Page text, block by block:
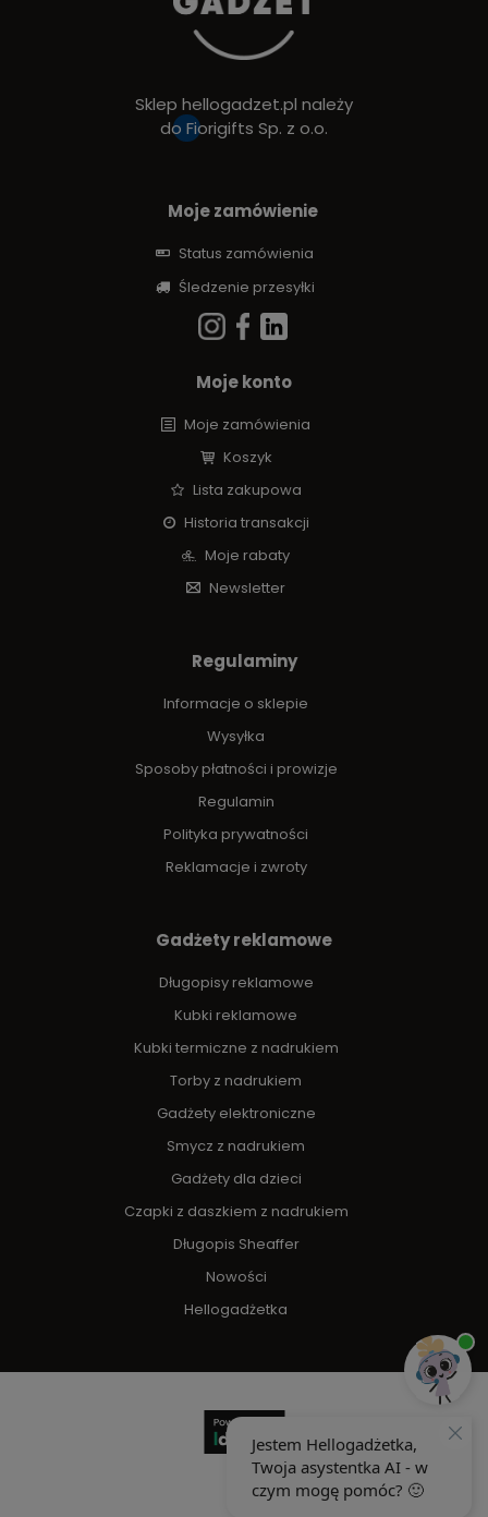
Sklep hellogadzet.pl należy
do Fiorigifts Sp. z o.o.
Moje zamówienie
Status zamówienia
Śledzenie przesyłki
Moje konto
Moje zamówienia
Koszyk
Lista zakupowa
Historia transakcji
Moje rabaty
Newsletter
Regulaminy
Informacje o sklepie
Wysyłka
Sposoby płatności i prowizje
Regulamin
Polityka prywatności
Reklamacje i zwroty
Gadżety reklamowe
Długopisy reklamowe
Kubki reklamowe
Kubki termiczne z nadrukiem
Torby z nadrukiem
Gadżety elektroniczne
Smycz z nadrukiem
Gadżety dla dzieci
Czapki z daszkiem z nadrukiem
Długopis Sheaffer
Nowości
Hellogadżetka